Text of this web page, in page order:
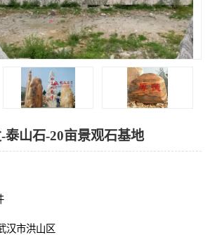
泰山石-20亩景观石基地
汉市洪山区